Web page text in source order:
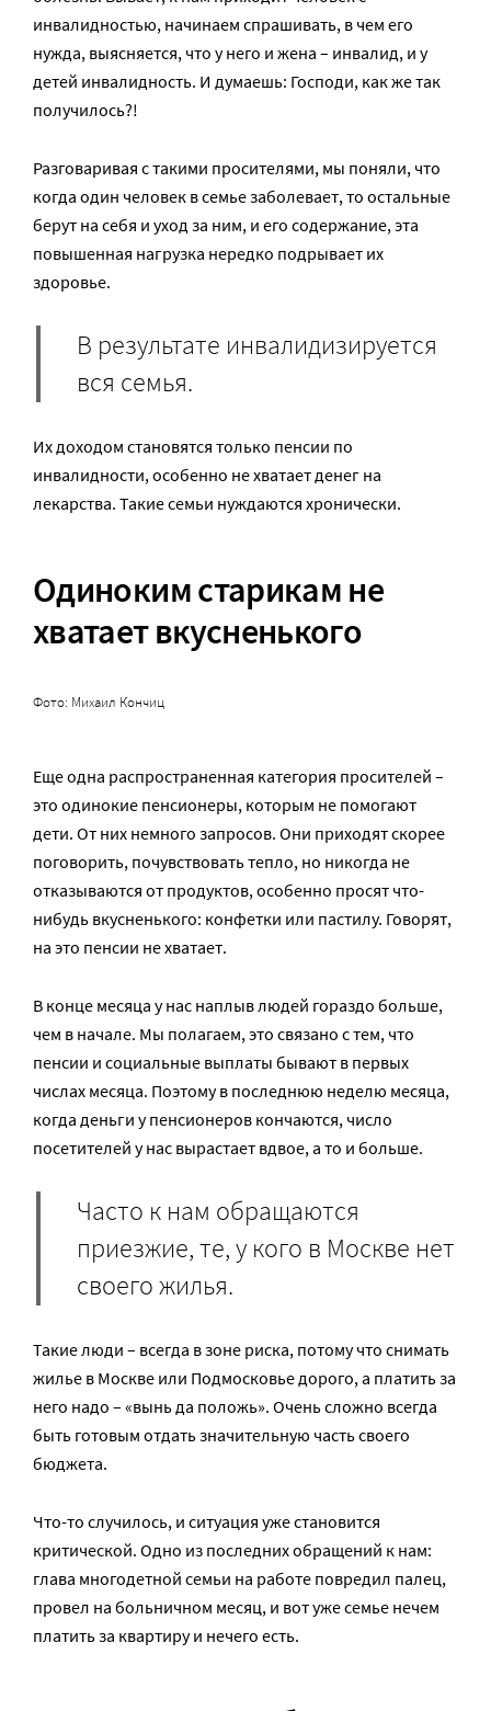
инвалидностью, начинаем спрашивать, в чем его
нужда, выясняется, что у него и жена – инвалид, и у
детей инвалидность. И думаешь: Господи, как же так
получилось?!
Разговаривая с такими просителями, мы поняли, что
когда один человек в семье заболевает, то остальные
берут на себя и уход за ним, и его содержание, эта
повышенная нагрузка нередко подрывает их
здоровье.
В результате инвалидизируется
вся семья.
Их доходом становятся только пенсии по
инвалидности, особенно не хватает денег на
лекарства. Такие семьи нуждаются хронически.
Одиноким старикам не
хватает вкусненького
Фото: Михаил Кончиц
Еще одна распространенная категория просителей –
это одинокие пенсионеры, которым не помогают
дети. От них немного запросов. Они приходят скорее
поговорить, почувствовать тепло, но никогда не
отказываются от продуктов, особенно просят что-
нибудь вкусненького: конфетки или пастилу. Говорят,
на это пенсии не хватает.
В конце месяца у нас наплыв людей гораздо больше,
чем в начале. Мы полагаем, это связано с тем, что
пенсии и социальные выплаты бывают в первых
числах месяца. Поэтому в последнюю неделю месяца,
когда деньги у пенсионеров кончаются, число
посетителей у нас вырастает вдвое, а то и больше.
Часто к нам обращаются
приезжие, те, у кого в Москве нет
своего жилья.
Такие люди – всегда в зоне риска, потому что снимать
жилье в Москве или Подмосковье дорого, а платить за
него надо – «вынь да положь». Очень сложно всегда
быть готовым отдать значительную часть своего
бюджета.
Что-то случилось, и ситуация уже становится
критической. Одно из последних обращений к нам:
глава многодетной семьи на работе повредил палец,
провел на больничном месяц, и вот уже семье нечем
платить за квартиру и нечего есть.